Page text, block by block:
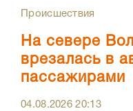
Происшествия
На севере
врезалась в
пассажирами
04.08.202620:13